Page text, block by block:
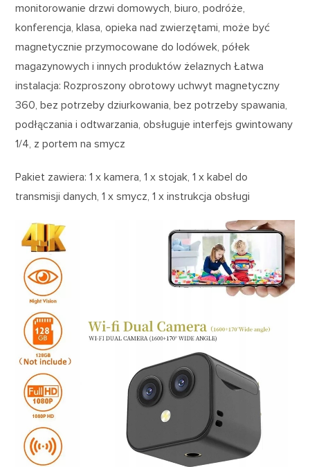
monitorowanie drzwi domowych, biuro, podróże,
konferencja, klasa, opieka nad zwierzętami, może być
magnetycznie przymocowane do lodówek, półek
magazynowych i innych produktów żelaznych Łatwa
instalacja: Rozproszony obrotowy uchwyt magnetyczny
360, bez potrzeby dziurkowania, bez potrzeby spawania,
podłączania i odtwarzania, obsługuje interfejs gwintowany
1/4, z portem na smycz
Pakiet zawiera: 1 x kamera, 1 x stojak, 1 x kabel do
transmisji danych, 1 x smycz, 1 x instrukcja obsługi